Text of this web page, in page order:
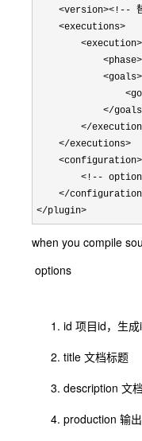
<version><!--
    <executions>
        <execution>
            <goals>
</
</
    </executions>
    <configuration>
<!--
</
</plugin>
when you compile
options
id 项目id，生
title 文档标题
description 文
production 输